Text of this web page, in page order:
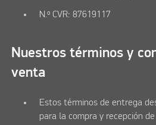
N.º CVR: 87619117
Nuestros términos y
venta
Estos términos de entrega
para la compra y recepción